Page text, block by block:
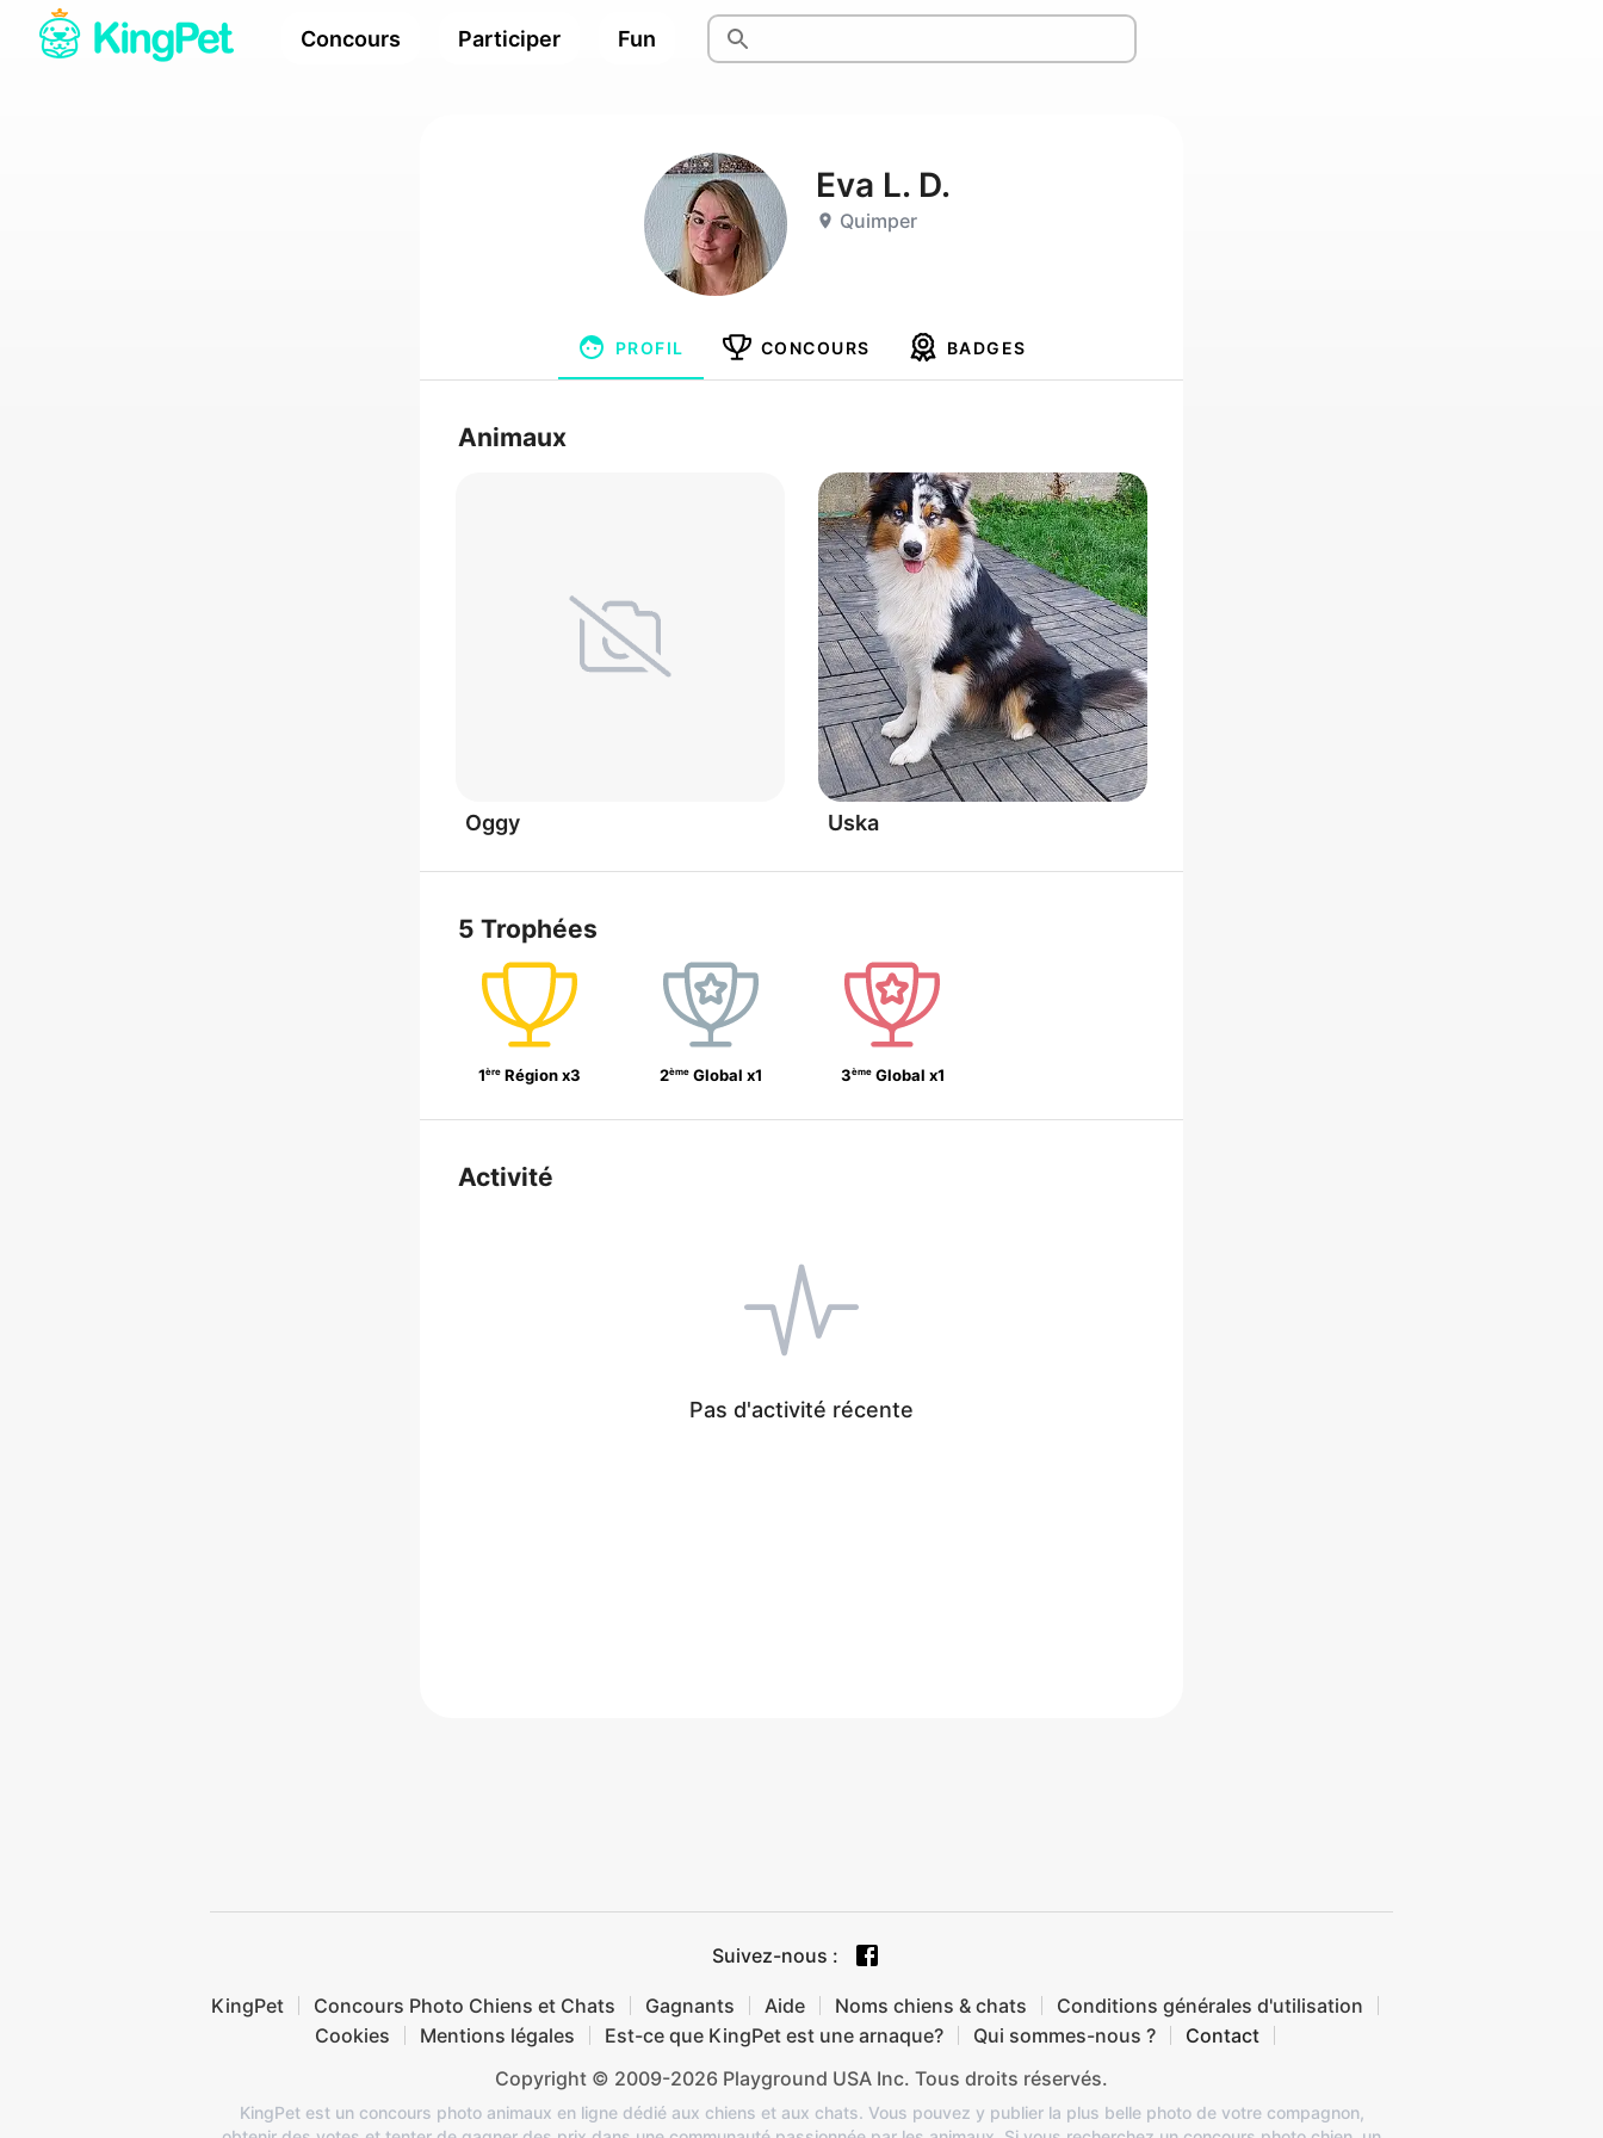
Concours Participer Fun
Eva L. D.
Quimper
PROFIL CONCOURS BADGES
Animaux
Oggy Uska
5 Trophées
1ère Régionx3 2ème Global x1 3ème Global x1
Activité
Pas d'activité récente
Suivez-nous :
KingPet Concours Photo Chiens et Chats Gagnants Aide Noms chiens & chats
Conditions générales d'utilisation
Cookies
Mentions légales Est-ce que KingPet est une arnaque? Qui sommes-nous ?
Contact
Copyright © 2009-2026 Playground USA Inc. Tous droits réservés.
KingPet est un concours photo animaux en ligne dédié aux chiens et aux chats. Vous pouvez y publier la plus belle photo de votre compagnon,